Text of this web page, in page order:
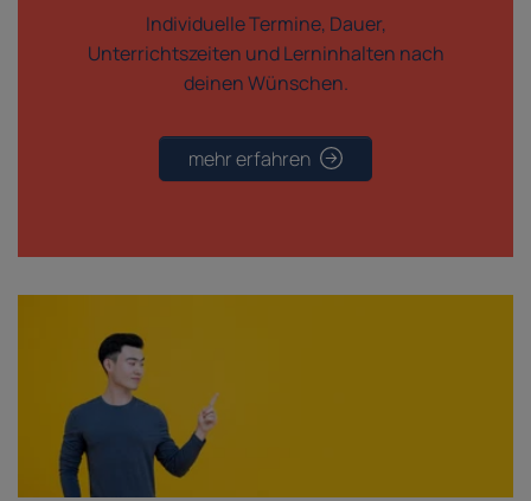
Individuelle Termine, Dauer,
Unterrichtszeiten und Lerninhalten nach
deinen Wünschen.
mehr erfahren